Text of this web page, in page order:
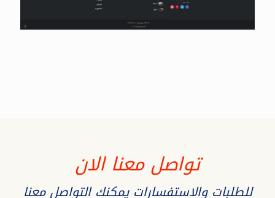
تواصل معنا الان
للطلبات والاستفسارات يمكنك التواصل معنا